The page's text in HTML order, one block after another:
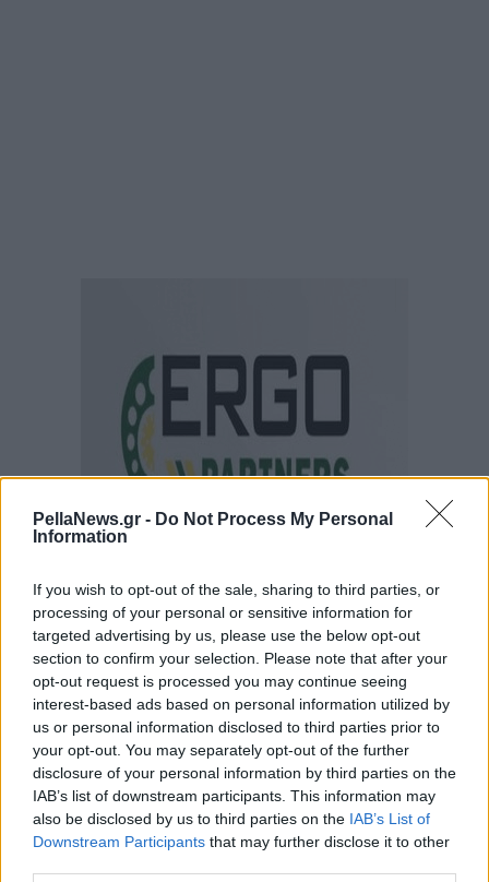
PellaNews.gr - Do Not Process My Personal
Information
If you wish to opt-out of the sale, sharing to third parties, or
processing of your personal or sensitive information for
targeted advertising by us, please use the below opt-out
section to confirm your selection. Please note that after your
opt-out request is processed you may continue seeing
interest-based ads based on personal information utilized by
us or personal information disclosed to third parties prior to
your opt-out. You may separately opt-out of the further
disclosure of your personal information by third parties on the
IAB’s list of downstream participants. This information may
also be disclosed by us to third parties on the IAB’s List of
Downstream Participants that may further disclose it to other